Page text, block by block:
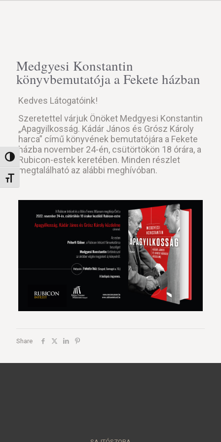
Nagy kontraszt váltása
Betűméret váltása
Medgyesi Konstantin
könyvbemutatója a Fekete házban
Kedves Látogatóink!
Szeretettel várjuk Önöket Medgyesi Konstantin
„Apagyilkosság. Kádár János és Grósz Károly
harca” című könyvének bemutatójára a Fekete
házba november 24-én, csütörtökön 18 órára, a
Rubicon-estek keretében. Minden részlet
megtalálható az alábbi meghívóban.
Share